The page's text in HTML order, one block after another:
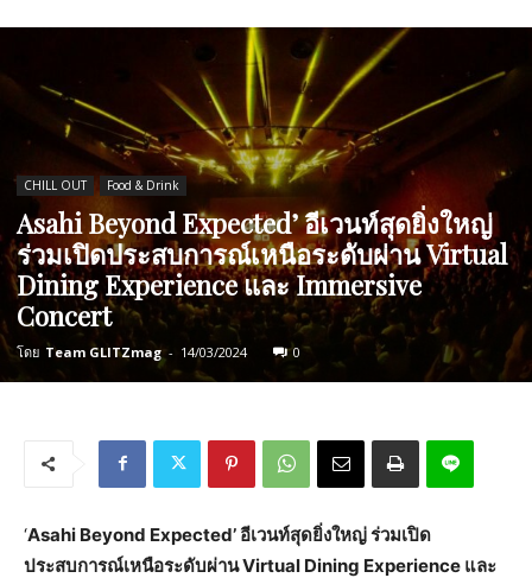
CHILL OUT Food & Drink
Asahi Beyond Expected’ อีเวนท์สุดยิ่งใหญ่
ร่วมเปิดประสบการณ์เหนือระดับผ่าน Virtual
Dining Experience และ Immersive
Concert
โดย Team GLITZmag - 14/03/2024 0
‘Asahi Beyond Expected’ อีเวนท์สุดยิ่งใหญ่ ร่วมเปิด
ประสบการณ์เหนือระดับผ่าน Virtual Dining Experience และ